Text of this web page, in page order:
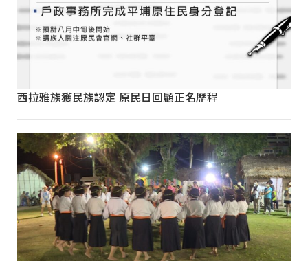
西拉雅族獲民族認定 原民日回顧正名歷程